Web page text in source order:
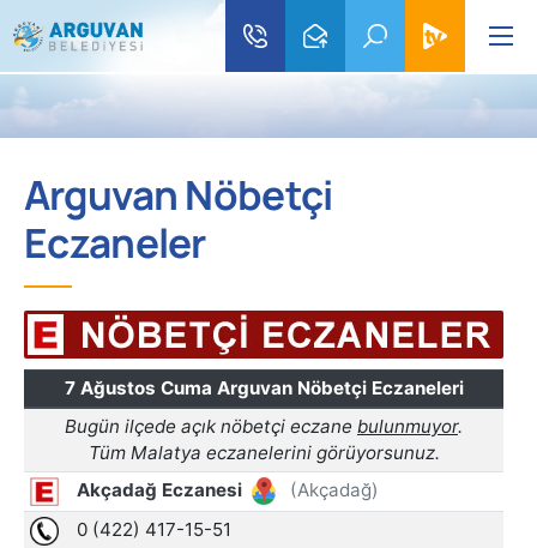
Arguvan Nöbetçi
Eczaneler